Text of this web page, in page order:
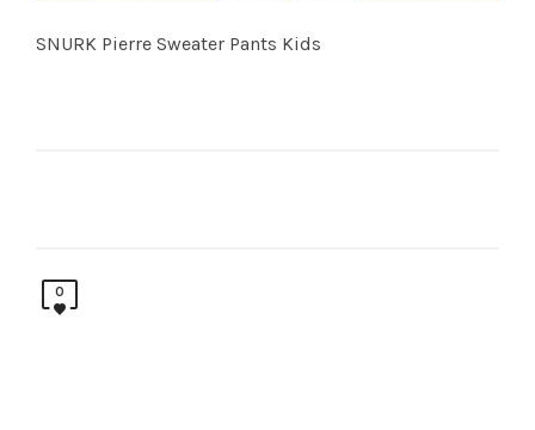
SNURK Pierre Sweater Pants Kids
0